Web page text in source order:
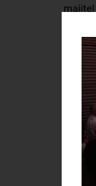
majitel
již v
nebo
Další